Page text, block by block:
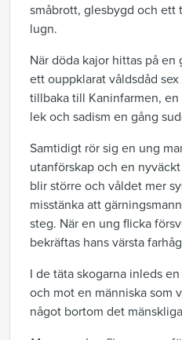
småbrott, glesbygd och ett
lugn.
När döda kajor hittas på en
ett ouppklarat våldsdåd
tillbaka till Kaninfarmen,
lek och sadism en gång
Samtidigt rör sig en ung
utanförskap och en
blir större och våldet mer
misstänka att
steg. När en ung flicka
bekräftas hans värsta
I de täta skogarna inleds
och mot en människa som
något bortom det